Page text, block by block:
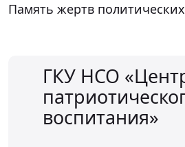
Память жертв
ГКУ НСО
воспитания»